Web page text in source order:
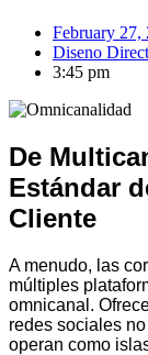
February 27,
Diseno
3:45 pm
De
Estándar
Cliente
A menudo, las
múltiples
omnicanal.
redes sociales
operan como